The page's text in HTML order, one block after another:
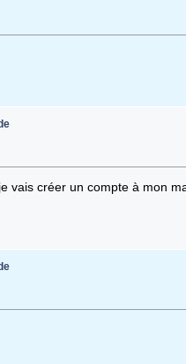
vais créer un compte à mon